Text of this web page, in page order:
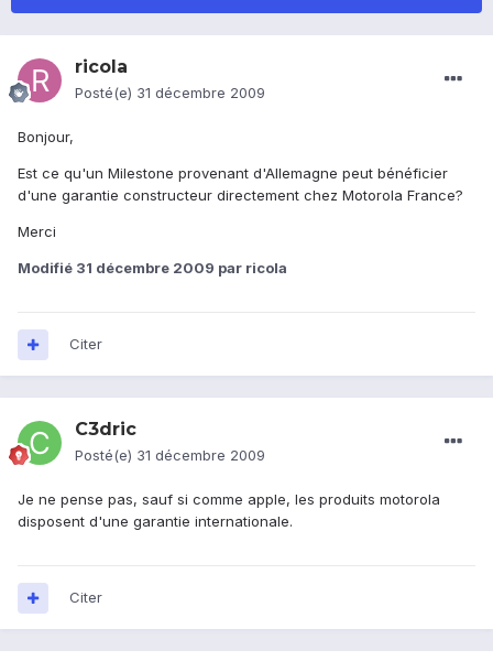
ricola
Posté(e) 31 décembre 2009
Bonjour,
Est ce qu'un Milestone provenant d'Allemagne peut bénéficier
d'une garantie constructeur directement chez Motorola France?
Merci
Modifié 31 décembre 2009 par ricola
Citer
C3dric
Posté(e) 31 décembre 2009
Je ne pense pas, sauf si comme apple, les produits motorola
disposent d'une garantie internationale.
Citer